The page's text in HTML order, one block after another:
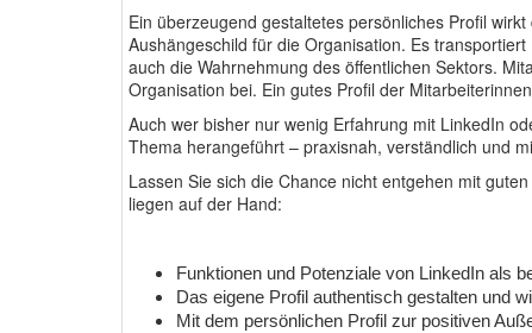
Ein überzeugend gestaltetes persönliches Profil
Aushängeschild für die Organisation. Es
auch die Wahrnehmung des öffentlichen Sektors.
Organisation bei. Ein gutes Profil der
Auch wer bisher nur wenig Erfahrung mit LinkedIn
Thema herangeführt – praxisnah, verständlich und
Lassen Sie sich die Chance nicht entgehen mit
liegen auf der Hand:
Funktionen und Potenziale von LinkedIn als
Das eigene Profil authentisch gestalten und
Mit dem persönlichen Profil zur positiven